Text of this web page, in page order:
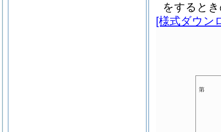
をすると
[様式ダウン